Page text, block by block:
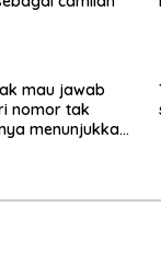
mau jawab
nomor tak
menunjukkan